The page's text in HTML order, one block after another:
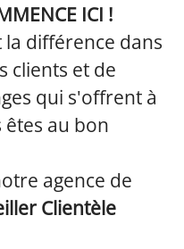
ICI !
la différence dans
clients et de
qui s'offrent à
êtes au bon
agence de
Clientèle